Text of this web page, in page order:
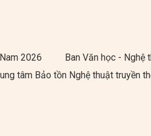
2026 Ban Văn học - Nghệ
tâm Bảo tồn Nghệ thuật truyền